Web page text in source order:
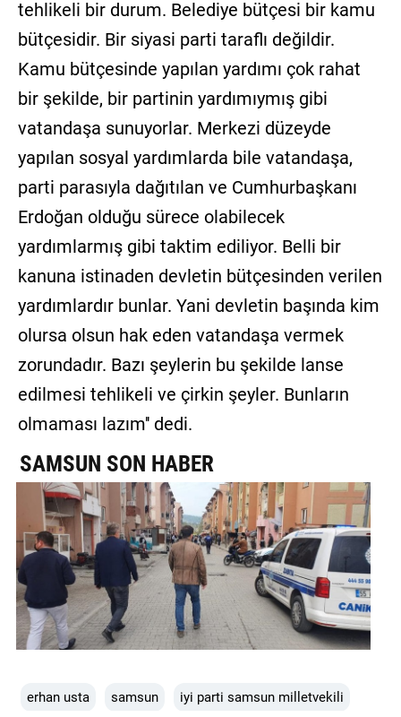
tehlikeli bir durum. Belediye bütçesi bir kamu
bütçesidir. Bir siyasi parti taraflı değildir.
Kamu bütçesinde yapılan yardımı çok rahat
bir şekilde, bir partinin yardımıymış gibi
vatandaşa sunuyorlar. Merkezi düzeyde
yapılan sosyal yardımlarda bile vatandaşa,
parti parasıyla dağıtılan ve Cumhurbaşkanı
Erdoğan olduğu sürece olabilecek
yardımlarmış gibi taktim ediliyor. Belli bir
kanuna istinaden devletin bütçesinden verilen
yardımlardır bunlar. Yani devletin başında kim
olursa olsun hak eden vatandaşa vermek
zorundadır. Bazı şeylerin bu şekilde lanse
edilmesi tehlikeli ve çirkin şeyler. Bunların
olmaması lazım'' dedi.
SAMSUN SON HABER
erhan usta samsun iyi parti samsun milletvekili